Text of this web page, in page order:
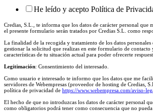
He leído y acepto Política de
Credias, S.L., te informa que los datos de carácter personal que
el presente formulario serán tratados por Credias S.L. como
La finalidad de la recogida y tratamiento de los datos personales
gestionar la solicitud que realizas en este formulario de contacto
características de tu situación actual para poder ofrecerte
Legitimación: Consentimiento del interesado.
Como usuario e interesado te informo que los datos que me
servidores de Webempresas (proveedor de hosting de Credias,
política de privacidad de https://www.webempresa.com/aviso-
El hecho de que no introduzcas los datos de carácter personal
como obligatorios podrá tener como consecuencia que no pueda